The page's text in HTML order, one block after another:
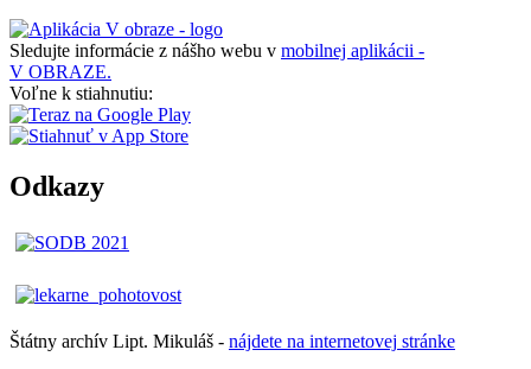
Sledujte informácie z nášho webu v mobilnej aplikácii -
V OBRAZE.
Voľne k stiahnutiu:
Odkazy
Štátny archív Lipt. Mikuláš - nájdete na internetovej stránke